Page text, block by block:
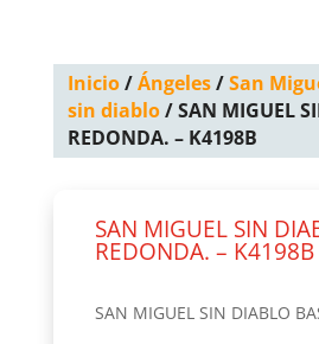
Inicio/Ángeles/San
sin diablo/ SAN MIGUEL
REDONDA. – K4198B
SAN MIGUEL SIN
REDONDA. – K4198B
SAN MIGUEL SIN DIABLO